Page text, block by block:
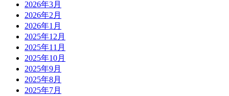
2026年3月
2026年2月
2026年1月
2025年12月
2025年11月
2025年10月
2025年9月
2025年8月
2025年7月